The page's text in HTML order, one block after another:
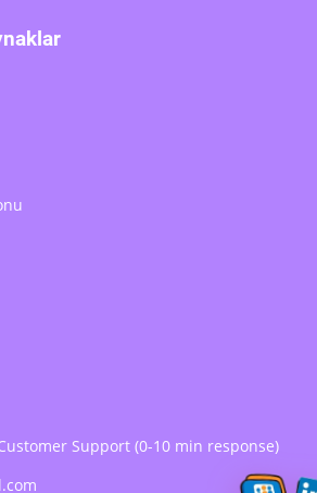
Support (0-10 min response)